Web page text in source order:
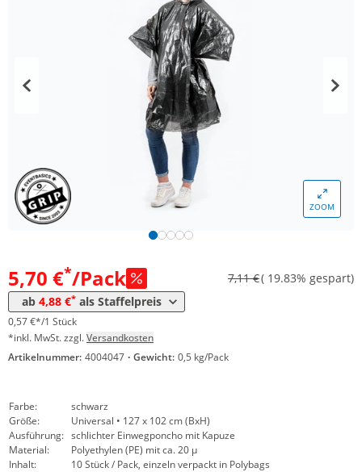
ZOOM
5,70 €*/Pack 7,11 €( 19.83% gespart)
ab 4,88 €* als Staffelpreis
Menge
0,57 €*/1 Stück
*inkl. MwSt. zzgl.Versandkosten
Artikelnummer: 4004047 · Gewicht: 0,5 kg/Pack
Farbe:
schwarz
Größe:
Universal • 127 x 102 cm (BxH)
Ausführung: schlichter Einwegponcho mit Kapuze
Material:
Polyethylen (PE) mit ca. 20 µ
Inhalt:
10 Stück / Pack, einzeln verpackt in Polybags